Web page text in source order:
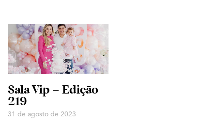
Sala Vip – Edição
219
31 de agosto de 2023